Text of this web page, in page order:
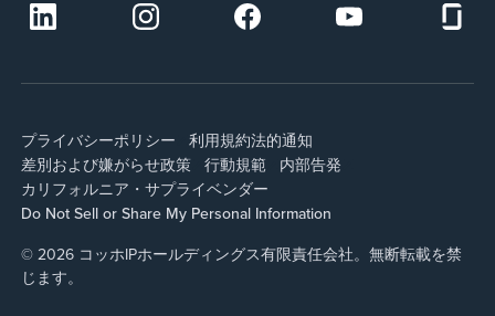
プライバシーポリシー 利用規約法的通知
差別および嫌がらせ政策
行動規範
内部告発
カリフォルニア・サプライベンダー
Do Not Sell or Share My Personal Information
© 2026 コッホIPホールディングス有限責任会社。無断転載を禁
じます。